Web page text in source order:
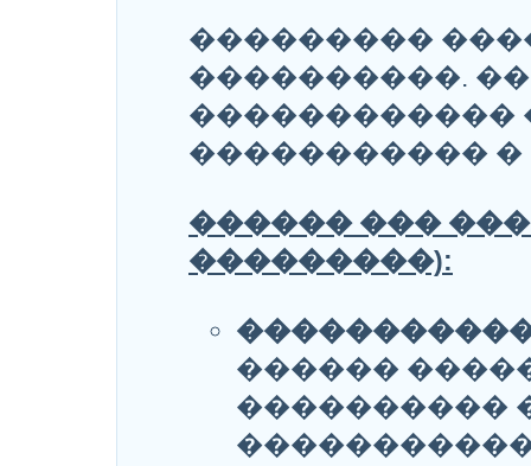
���������
����������.
������������
����������� �
������ ���
���������):
������
����������